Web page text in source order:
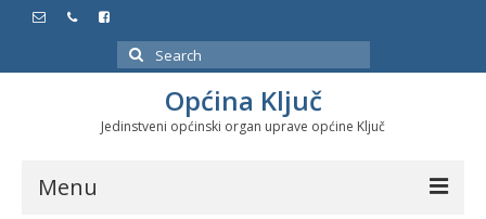
Search
for:
Općina Ključ
Jedinstveni općinski organ uprave općine Ključ
Menu